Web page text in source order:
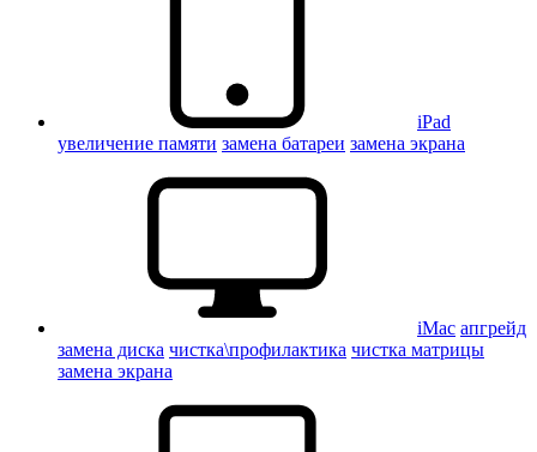
iPad
увеличение памяти замена батареи замена экрана
iMac апгрейд
замена диска чистка\профилактика чистка матрицы
замена экрана